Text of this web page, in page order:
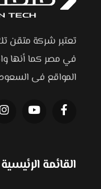
تعتبر شركة متقن
في مصر كما أنها
المواقع فى
القائمة الرئيسية